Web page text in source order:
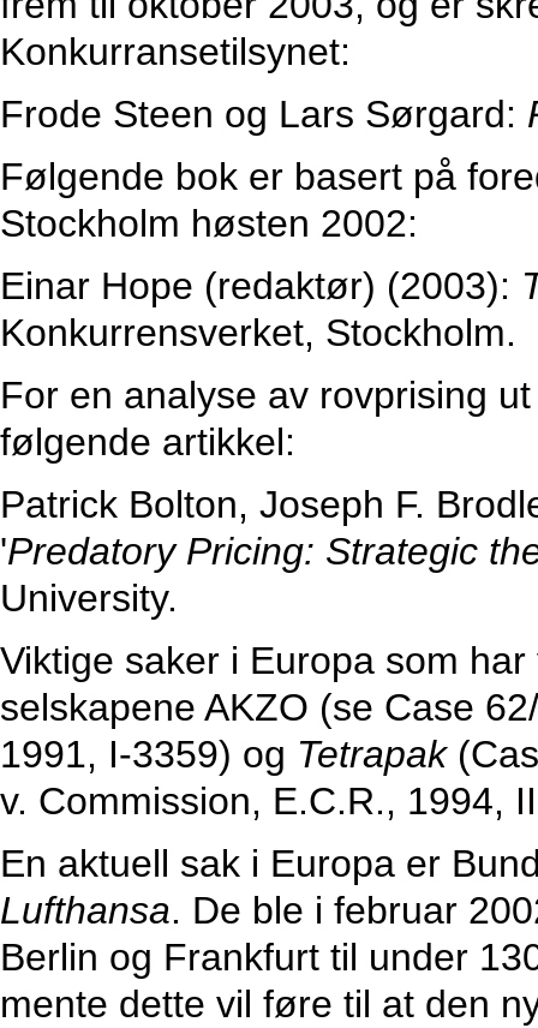
Konkurransetilsynet:
Frode Steen og Lars Sørgard:
Følgende bok er basert på
Stockholm høsten 2002:
Einar Hope (redaktør) (2003):
Konkurrensverket, Stockholm.
For en analyse av rovprising
følgende artikkel:
Patrick Bolton, Joseph F.
'Predatory Pricing: Strategic
University.
Viktige saker i Europa som
selskapene AKZO (se Case
1991, I-3359) og Tetrapak
v. Commission, E.C.R., 1994,
En aktuell sak i Europa er
Lufthansa. De ble i februar
Berlin og Frankfurt til under
mente dette vil føre til at den